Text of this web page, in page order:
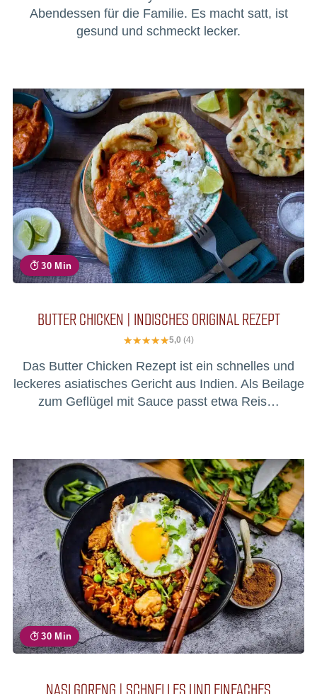
Abendessen für die Familie. Es macht satt, ist
gesund und schmeckt lecker.
30 Min
BUTTER CHICKEN | INDISCHES ORIGINAL REZEPT
5,0 (4)
Das Butter Chicken Rezept ist ein schnelles und
leckeres asiatisches Gericht aus Indien. Als Beilage
zum Geflügel mit Sauce passt etwa Reis…
30 Min